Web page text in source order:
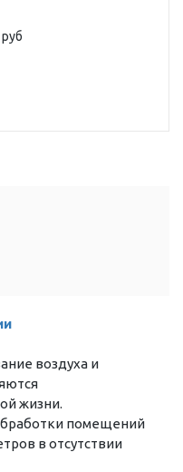
воздуха и
жизни.
помещений
в отсутствии